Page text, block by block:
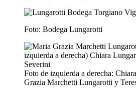
Foto: Bodega Lungarotti
Foto de izquierda a derecha:
Grazia Marchetti Lungarotti y